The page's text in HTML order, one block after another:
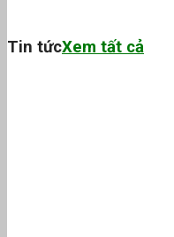
110 ₫.
Tin tứcXem tất cả